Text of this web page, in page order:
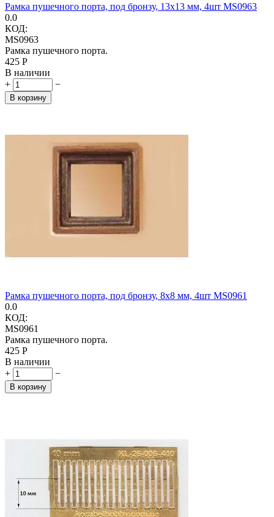
Рамка пушечного порта, под бронзу, 13x13 мм, 4шт MS0963
0.0
КОД:
MS0963
Рамка пушечного порта.
‍425‍ Р
В наличии
+
−
В корзину
Рамка пушечного порта, под бронзу, 8х8 мм, 4шт MS0961
0.0
КОД:
MS0961
Рамка пушечного порта.
‍425‍ Р
В наличии
+
−
В корзину